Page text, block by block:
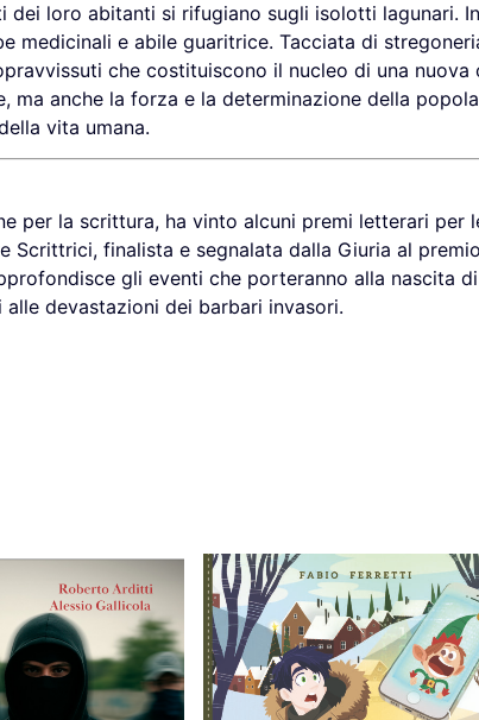
dei loro abitanti si rifugiano sugli isolotti lagunari.
medicinali e abile guaritrice. Tacciata di
che costituiscono il nucleo di una nuova
ma anche la forza e la determinazione della
vita umana.
per la scrittura, ha vinto alcuni premi letterari per
Scrittrici, finalista e segnalata dalla Giuria al
gli eventi che porteranno alla nascita
devastazioni dei barbari invasori.